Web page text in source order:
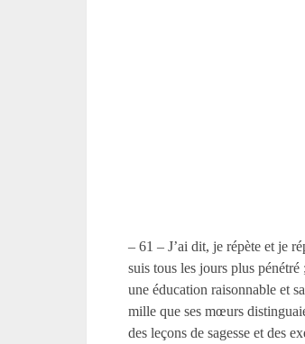
– 61 – J’ai dit, je répète et je
suis tous les jours plus
une éducation raisonnable et
mille que ses mœurs
des leçons de sagesse et des